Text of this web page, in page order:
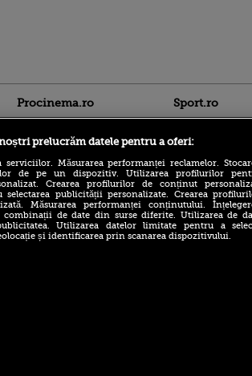
Procinema.ro
Emoții intense pentru
Sebastian Stan! Iubita lui,
Sport.ro
Mercato vară
toate
menajamente
prelucrăm datele pentru a oferi:
serviciilor. Măsurarea performanței reclamelor.
de pe un dispozitiv. Utilizarea profilurilor
Crearea profilurilor de conținut
publicității personalizate. Crearea
Măsurarea performanței conținutului.
de date din surse diferite. Utilizarea de
Utilizarea datelor limitate pentru a
și identificarea prin scanarea dispozitivului.